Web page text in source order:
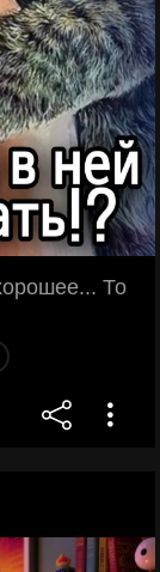
То